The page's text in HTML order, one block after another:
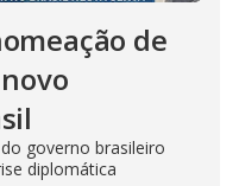
de
governo brasileiro
diplomática